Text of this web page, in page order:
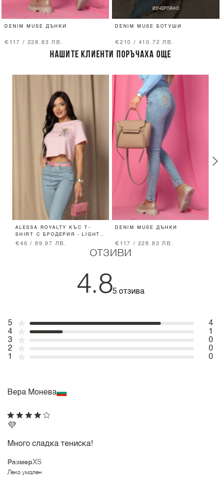
DENIM MUSE ДЪНКИ
€117 / 228.83 ЛВ.
ИЗЧЕРПАНО
DENIM MUSE БОТУШИ
€210 / 410.72 ЛВ.
НАШИТЕ КЛИЕНТИ ПОРЪЧАХА ОЩЕ
ALESSA ROYALTY КЪС T-
SHIRT С БРОДЕРИЯ - LIGHT
PINK
€46 / 89.97 ЛВ.
DENIM MUSE ДЪНКИ
€117 / 228.83 ЛВ.
ОТЗИВИ
4.85 отзива
5
4
4
1
3
0
2
0
1
0
Вера Монева
РазмерXS
Леко умален
💜
Много сладка тениска!